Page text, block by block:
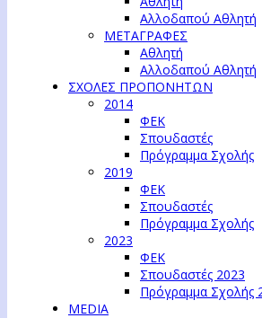
Αλλοδαπού Αθλητή
ΜΕΤΑΓΡΑΦΕΣ
Αθλητή
Αλλοδαπού Αθλητή
ΣΧΟΛΕΣ ΠΡΟΠΟΝΗΤΩΝ
2014
ΦΕΚ
Σπουδαστές
Πρόγραμμα Σχολής
2019
ΦΕΚ
Σπουδαστές
Πρόγραμμα Σχολής
2023
ΦΕΚ
Σπουδαστές 2023
Πρόγραμμα Σχολής
MEDIA